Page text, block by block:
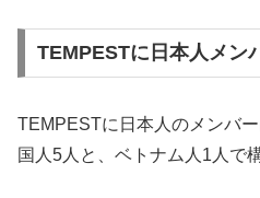
TEMPESTに日本人メン
TEMPESTに日本人のメンバ
国人5人と、ベトナム人1人で